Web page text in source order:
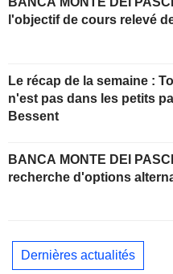
l'objectif de cours relevé
Le récap de la semaine :
n'est pas dans les petits
Bessent
BANCA MONTE DEI PASCHI
recherche d'options
Dernières actualités